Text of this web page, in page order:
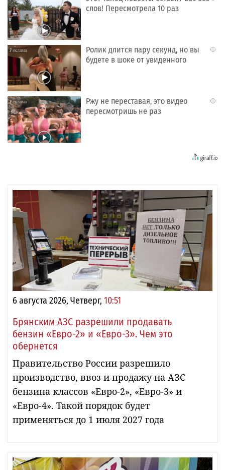
слов! Пересмотрела 10 раз
i
Ролик длится пару секунд, но вы
будете в шоке от увиденного
i
Ржу не переставая, это видео
пересмотришь не раз
6 августа 2026, Четверг, 10:51
Брянским АЗС разрешили продавать
бензин «Евро-2» и «Евро-3». Чем это
обернется
Правительство России разрешило
производство, ввоз и продажу на АЗС
бензина классов «Евро-2», «Евро-3» и
«Евро-4». Такой порядок будет
применяться до 1 июля 2027 года